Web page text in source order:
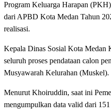
Program Keluarga Harapan
dari APBD Kota Medan Tahun
realisasi.
Kepala Dinas Sosial Kota Medan
seluruh proses pendataan calon
Musyawarah Kelurahan (Muskel).
Menurut Khoiruddin, saat ini
mengumpulkan data valid dari